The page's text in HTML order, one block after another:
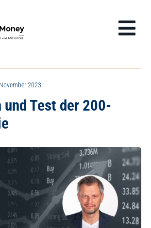
2023
und Test der 200-